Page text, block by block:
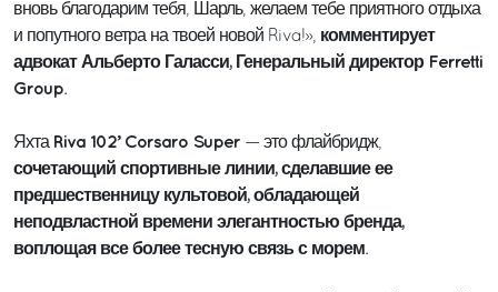
вновь благодарим тебя, Шарль, желаем тебе приятного отдыха
и попутного ветра на твоей новой Riva!», комментирует
адвокат Альберто Галасси, Генеральный директор Ferretti
Group.
Яхта Riva 102’ Corsaro Super — это флайбридж,
сочетающий спортивные линии, сделавшие ее
предшественницу культовой, обладающей
неподвластной времени элегантностью бренда,
воплощая все более тесную связь с морем.